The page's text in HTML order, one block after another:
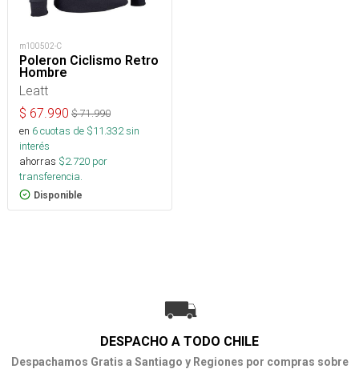
m100502-C
Poleron Ciclismo Retro
Hombre
Leatt
$ 67.990 $71.990
en 6cuotas de $11.332sin
interés
ahorras $2.720 por
transferencia.
Disponible
DESPACHO A TODO CHILE
Despachamos Gratis a Santiago y Regiones por compras sobre